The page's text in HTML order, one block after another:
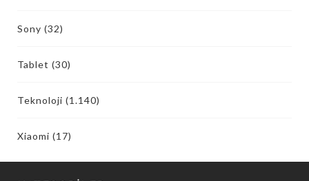
Sony (32)
Tablet (30)
Teknoloji (1.140)
Xiaomi (17)